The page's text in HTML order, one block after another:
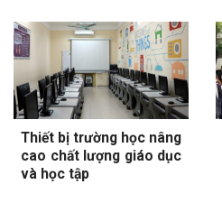
Thiết bị trường học nâng
cao chất lượng giáo dục
và học tập